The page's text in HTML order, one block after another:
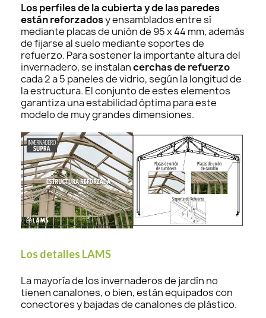
Los perfiles de la cubierta y de las paredes
están reforzadosy ensamblados entre sí
mediante placas de unión de 95 x 44 mm, además
de fijarse al suelo mediante soportes de
refuerzo. Para sostener la importante altura del
invernadero, se instalancerchas de refuerzo
cada 2 a 5 paneles de vidrio, según la longitud de
la estructura. El conjunto de estes elementos
garantiza una estabilidad óptima para este
modelo de muy grandes dimensiones.
Los detalles LAMS
La mayoría de los invernaderos de jardín no
tienen canalones, o bien, están equipados con
conectores y bajadas de canalones de plástico.